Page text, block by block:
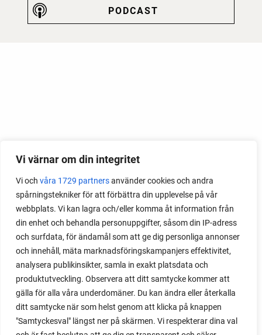
Vi värnar om din integritet
Vi och våra 1729 partnersanvänder cookies och andra
spårningstekniker för att förbättra din upplevelse på vår
webbplats. Vi kan lagra och/eller komma åt information från
din enhet och behandla personuppgifter, såsom din IP-adress
och surfdata, för ändamål som att ge dig personliga annonser
och innehåll, mäta marknadsföringskampanjers effektivitet,
analysera publikinsikter, samla in exakt platsdata och
produktutveckling. Observera att ditt samtycke kommer att
gälla för alla våra underdomäner. Du kan ändra eller återkalla
ditt samtycke när som helst genom att klicka på knappen
"Samtyckesval" längst ner på skärmen. Vi respekterar dina val
PODCAST